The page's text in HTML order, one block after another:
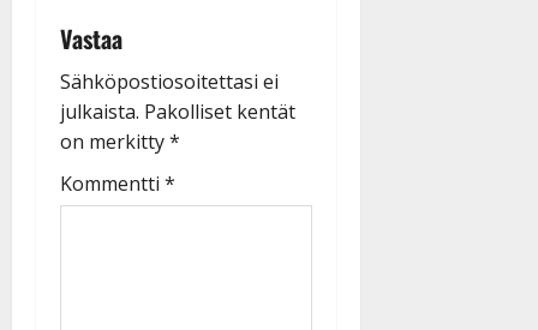
Vastaa
Sähköpostiosoitettasi ei
julkaista. Pakolliset kentät
on merkitty*
Kommentti *